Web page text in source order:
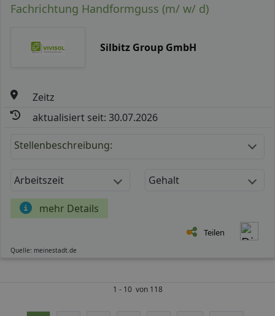
Fachrichtung Handformguss (m/ w/ d)
Silbitz Group GmbH
Zeitz
aktualisiert seit: 30.07.2026
Stellenbeschreibung:
Arbeitszeit Gehalt
mehr Details
Teilen
Quelle: meinestadt.de
1 - 10 von 118